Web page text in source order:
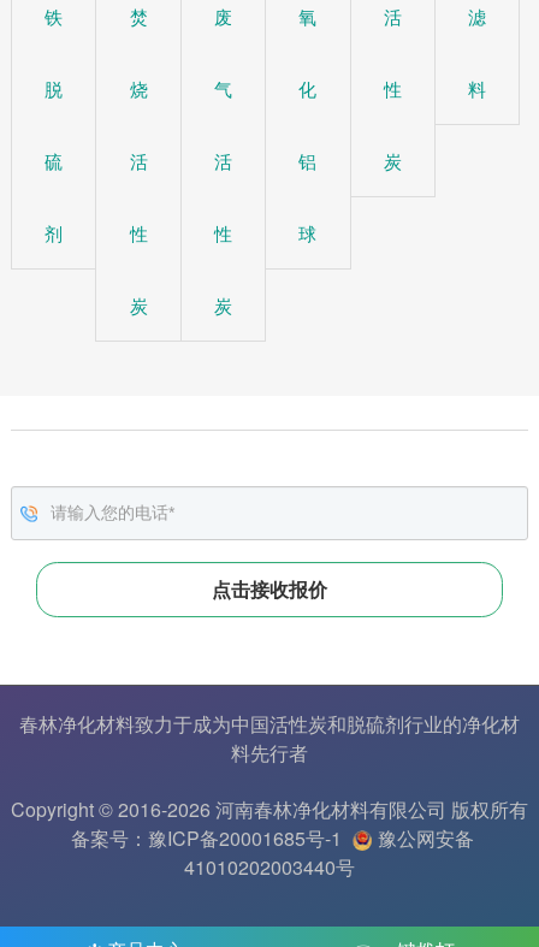
铁
脱
硫
剂
焚
烧
活
性
炭
废
气
活
性
炭
氧
化
铝
球
活
性
炭
滤
料
春林净化材料致力于成为中国活性炭和脱硫剂行业的净化材
料先行者
Copyright © 2016-2026 河南春林净化材料有限公司 版权所有
备案号：豫ICP备20001685号-1
豫公网安备
41010202003440号